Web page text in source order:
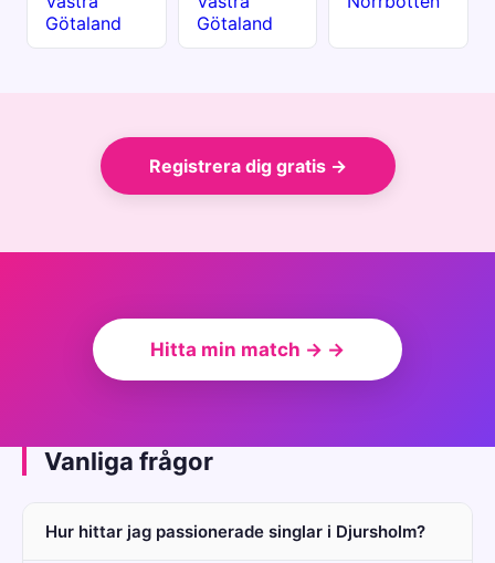
Götaland
Götaland
Registrera dig gratis →
Hitta min match → →
Vanliga frågor
Hur hittar jag passionerade singlar i Djursholm?